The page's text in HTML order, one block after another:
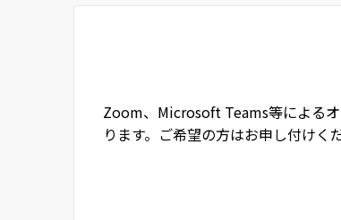
Zoom、Microsoft Teams等による
ります。ご希望の方はお申し付けく